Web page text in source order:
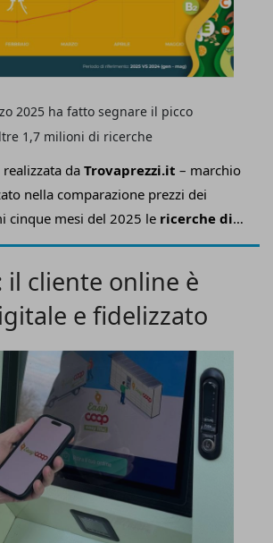
realizzata da Trovaprezzi.it – marchio
nella comparazione prezzi dei
cinque mesi del 2025 le ricerche di
sono cresciute del 71,2%
2025 ha fatto segnare il picco
1,7 milioni di ricerche
il cliente online è
e fidelizzato